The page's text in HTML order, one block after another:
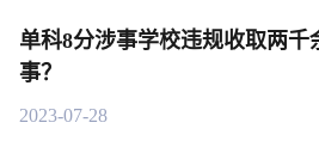
单科8分涉事学校违规收取两千
事？
2023-07-28